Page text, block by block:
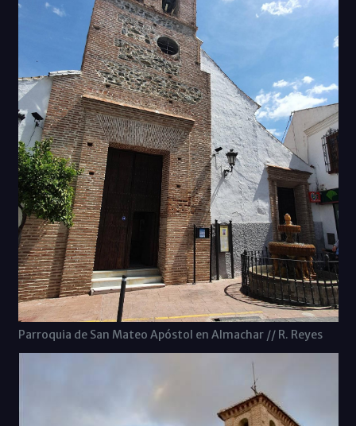
Parroquia de San Mateo Apóstol en Almachar // R. Reyes